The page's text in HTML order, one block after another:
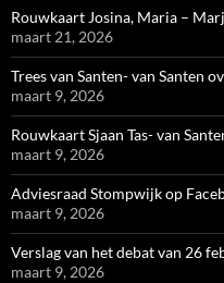
Rouwkaart Josina, Maria –
maart 21, 2026
Trees van Santen- van Santen
maart 9, 2026
Rouwkaart Sjaan Tas- van
maart 9, 2026
Adviesraad Stompwijk op
maart 9, 2026
Verslag van het debat van 26
maart 9, 2026